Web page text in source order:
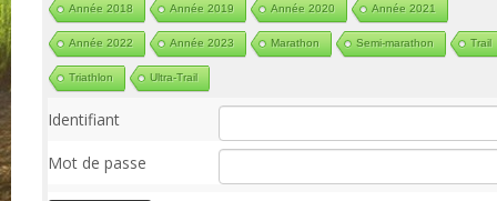
Année 2018 Année 2019 Année 2020 Année 2021
Année 2022 Année 2023 Marathon Semi-marathon Trail
Triathlon Ultra-Trail
Identifiant
Mot de passe